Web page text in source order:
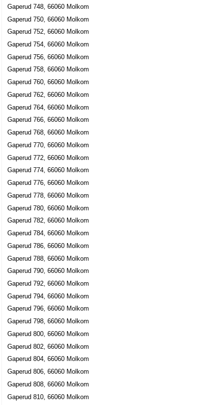
Gaperud 748, 66060 Molkom
Gaperud 750, 66060 Molkom
Gaperud 752, 66060 Molkom
Gaperud 754, 66060 Molkom
Gaperud 756, 66060 Molkom
Gaperud 758, 66060 Molkom
Gaperud 760, 66060 Molkom
Gaperud 762, 66060 Molkom
Gaperud 764, 66060 Molkom
Gaperud 766, 66060 Molkom
Gaperud 768, 66060 Molkom
Gaperud 770, 66060 Molkom
Gaperud 772, 66060 Molkom
Gaperud 774, 66060 Molkom
Gaperud 776, 66060 Molkom
Gaperud 778, 66060 Molkom
Gaperud 780, 66060 Molkom
Gaperud 782, 66060 Molkom
Gaperud 784, 66060 Molkom
Gaperud 786, 66060 Molkom
Gaperud 788, 66060 Molkom
Gaperud 790, 66060 Molkom
Gaperud 792, 66060 Molkom
Gaperud 794, 66060 Molkom
Gaperud 796, 66060 Molkom
Gaperud 798, 66060 Molkom
Gaperud 800, 66060 Molkom
Gaperud 802, 66060 Molkom
Gaperud 804, 66060 Molkom
Gaperud 806, 66060 Molkom
Gaperud 808, 66060 Molkom
Gaperud 810, 66060 Molkom